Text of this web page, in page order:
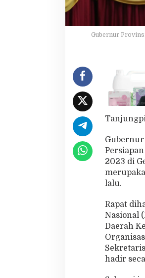
0
Gubernur
2023 di
lalu.
Rapat
Nasional
Daerah
hadir